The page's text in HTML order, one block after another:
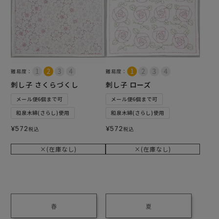
難易度：
刺し子 さくらづくし
メール便6個まで可
和泉木綿(さらし)使用
¥572税込
×(在庫なし)
難易度：
刺し子 ローズ
メール便6個まで可
和泉木綿(さらし)使用
¥572税込
×(在庫なし)
春 夏